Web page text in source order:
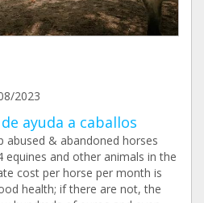
2023
ayuda a caballos
abused & abandoned horses
equines and other animals in the
cost per horse per month is
health; if there are not, the